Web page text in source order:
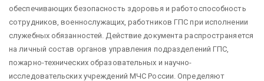
обеспечивающих безопасность здоровья и работоспособность
сотрудников, военнослужащих, работников ГПС при исполнении
служебных обязанностей. Действие документа распространяется
на личный состав органов управления подразделений ГПС,
пожарно-технических образовательных и научно-
исследовательских учреждений МЧС России. Определяют